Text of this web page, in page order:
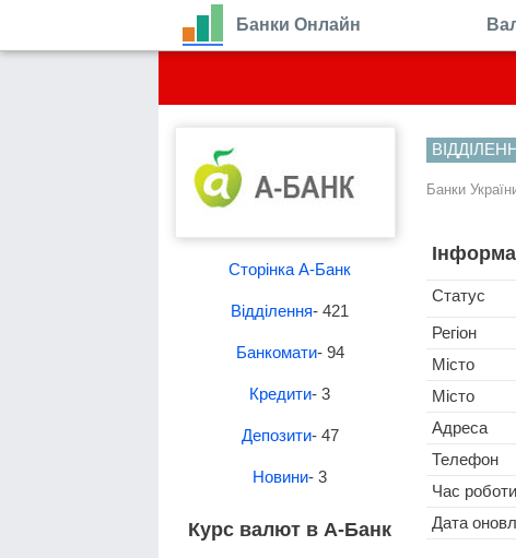
Банки Онлайн
Сторінка А-Банк
Відділення- 421
Банкомати- 94
Кредити- 3
Депозити- 47
Новини- 3
Курс валют в А-Банк
Банки
Статус
Регіон
Місто
Місто
Адреса
Телефон
Час роботи
Дата